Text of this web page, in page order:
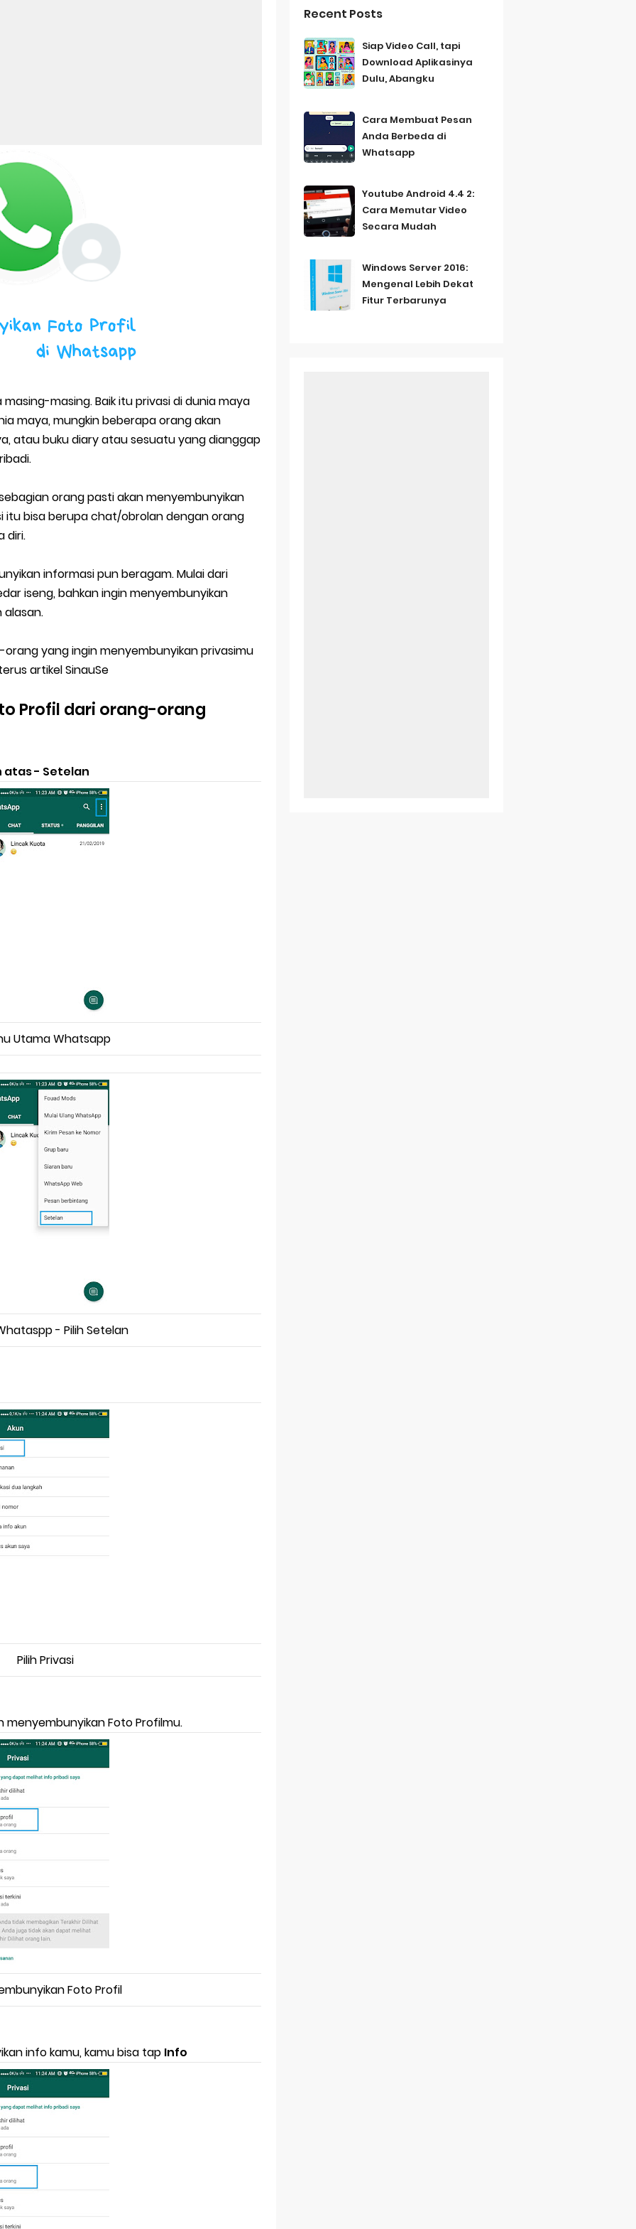
Windows 10: Solusi Terbaik Untuk Kebutuhan Komputasi Anda
Bangsa
Universal: Solusi Praktis Untuk Kendaraan Anda
Cara Mudah Membuat Dan Menyimpan Foto Grup Whatsapp
Windows 10
Apa Itu Dan Bagaimana Cara Menggunakannya
Pasangan: Cara Terbaik Untuk Menjaga Hubungan
Dengan Mudah
Android: Solusi Praktis Untuk Pecinta Togel
masing. Baik itu privasi di dunia maya
maya, mungkin beberapa orang akan
atau buku diary atau sesuatu yang dianggap
orang pasti akan menyembunyikan
itu bisa berupa chat/obrolan dengan orang
diri.
informasi pun beragam. Mulai dari
iseng, bahkan ingin menyembunyikan
alasan.
yang ingin menyembunyikan privasimu
artikel SinauSe
Profil dari orang-orang
atas - Setelan
Utama Whatsapp
- Pilih Setelan
Pilih Privasi
menyembunyikan Foto Profilmu.
Foto Profil
info kamu, kamu bisa tap Info
Recent Posts
Siap Video Call, tapi
Download Aplikasinya
Dulu, Abangku
Cara Membuat Pesan
Anda Berbeda di
Whatsapp
Youtube Android 4.4 2:
Cara Memutar Video
Secara Mudah
Windows Server 2016:
Mengenal Lebih Dekat
Fitur Terbarunya